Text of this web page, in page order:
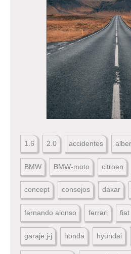
1.6 2.0 accidentes
BMW BMW-moto citroen
concept consejos dakar
fernando alonso ferrari fiat
garaje j-j honda hyundai